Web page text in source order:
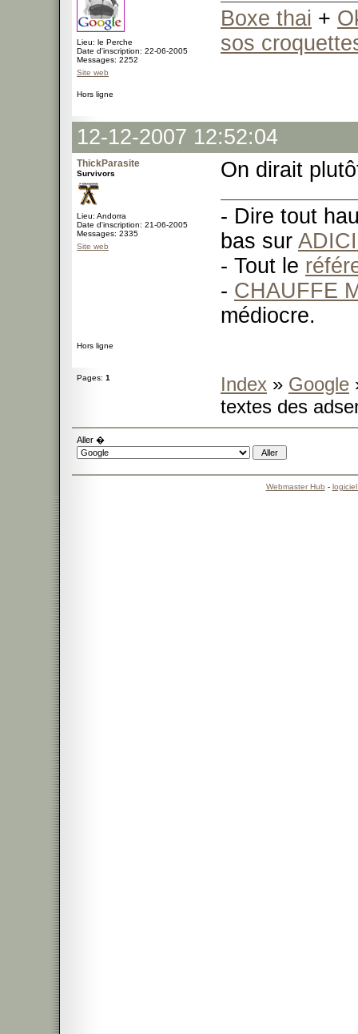
Lieu: le Perche
Date d'inscription: 22-06-2005
Messages: 2252
Site web
Boxe thai +
sos
Hors ligne
12-12-2007 12:52:04
ThickParasite
Survivors
Lieu: Andorra
Date d'inscription: 21-06-2005
Messages: 2335
Site web
On dirait
- Dire tout
bas sur
- Tout le
- CHAUFFE
médiocre.
Hors ligne
Pages: 1 Index » Google
textes des
Aller �
Webmaster Hub -